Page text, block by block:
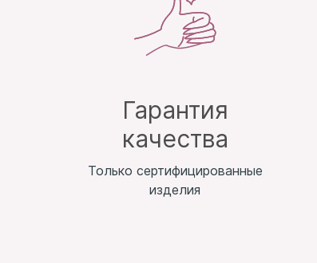
Гарантия
качества
Только сертифицированные
изделия